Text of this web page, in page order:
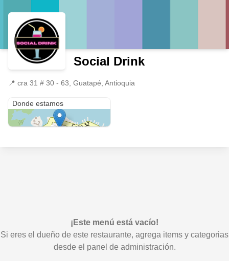
Social Drink
📍 cra 31 # 30 - 63, Guatapé, Antioquia
Donde estamos
¡Este menú está vacío!
Si eres el dueño de este restaurante, agrega items y categorias
desde el panel de administración.